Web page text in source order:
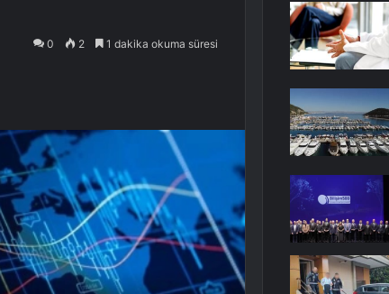
0 2 1 dakika okuma süresi